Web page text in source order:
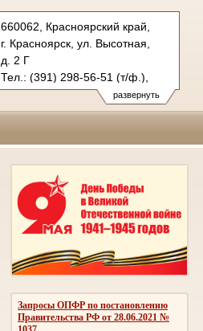
развернуть
660062, Красноярский край,
г. Красноярск, ул. Высотная,
д. 2 Г
Тел.: (391) 298-56-51 (т/ф.),
(391) 246-25-03
oktyabr.krk@sudrf.ru
Запросы ОПФР по постановлению
Правительства РФ от 28.06.2021 №